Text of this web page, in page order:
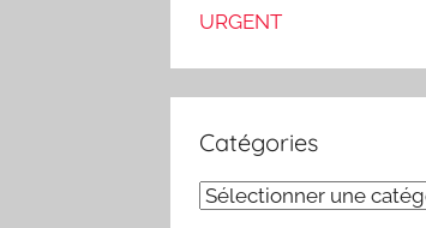
URGENT
Catégories
Catégories